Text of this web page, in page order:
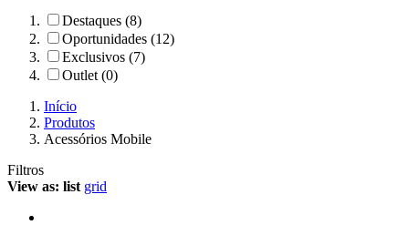
Destaques (8)
Oportunidades (12)
Exclusivos (7)
Outlet (0)
Início
Produtos
Acessórios Mobile
Filtros
View as: list grid